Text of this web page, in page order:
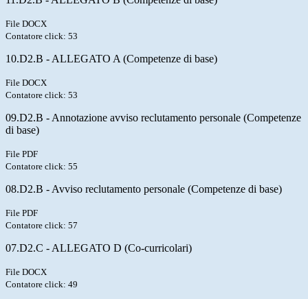
File DOCX
Contatore click: 53
10.D2.B - ALLEGATO A (Competenze di base)
File DOCX
Contatore click: 53
09.D2.B - Annotazione avviso reclutamento personale (Competenze
di base)
File PDF
Contatore click: 55
08.D2.B - Avviso reclutamento personale (Competenze di base)
File PDF
Contatore click: 57
07.D2.C - ALLEGATO D (Co-curricolari)
File DOCX
Contatore click: 49